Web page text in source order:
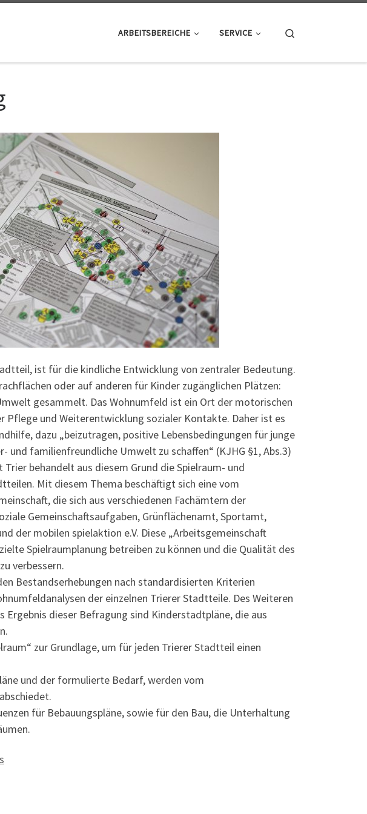
ARBEITSBEREICHE SERVICE
ist für die kindliche Entwicklung von zentraler Bedeutung.
oder auf anderen für Kinder zugänglichen Plätzen:
gesammelt. Das Wohnumfeld ist ein Ort der motorischen
Pflege und Weiterentwicklung sozialer Kontakte. Daher ist es
dazu „beizutragen, positive Lebensbedingungen für junge
und familienfreundliche Umwelt zu schaffen“ (KJHG §1, Abs.3)
behandelt aus diesem Grund die Spielraum- und
Mit diesem Thema beschäftigt sich eine vom
die sich aus verschiedenen Fachämtern der
Gemeinschaftsaufgaben, Grünflächenamt, Sportamt,
der mobilen spielaktion e.V. Diese „Arbeitsgemeinschaft
Spielraumplanung betreiben zu können und die Qualität des
verbessern.
Bestandserhebungen nach standardisierten Kriterien
der einzelnen Trierer Stadtteile. Des Weiteren
dieser Befragung sind Kinderstadtpläne, die aus
zur Grundlage, um für jeden Trierer Stadtteil einen
und der formulierte Bedarf, werden vom
für Bebauungspläne, sowie für den Bau, die Unterhaltung